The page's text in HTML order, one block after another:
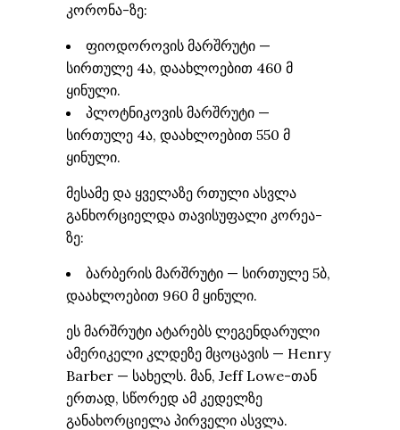
კორონა-ზე:
ფიოდოროვის მარშრუტი —
სირთულე 4ა, დაახლოებით 460 მ
ყინული.
პლოტნიკოვის მარშრუტი —
სირთულე 4ა, დაახლოებით 550 მ
ყინული.
მესამე და ყველაზე რთული ასვლა
განხორციელდა თავისუფალი კორეა-
ზე:
ბარბერის მარშრუტი — სირთულე 5ბ,
დაახლოებით 960 მ ყინული.
ეს მარშრუტი ატარებს ლეგენდარული
ამერიკელი კლდეზე მცოცავის — Henry
Barber — სახელს. მან, Jeff Lowe-თან
ერთად, სწორედ ამ კედელზე
განახორციელა პირველი ასვლა.